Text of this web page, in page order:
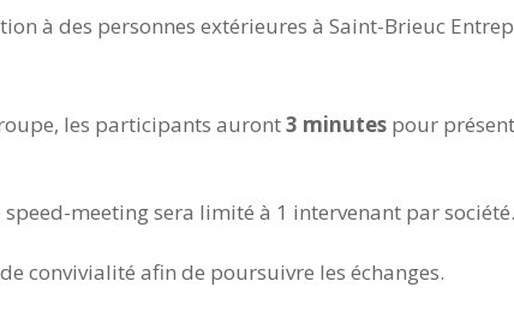
à des personnes extérieures à Saint-Brieuc
les participants auront3 minutes pour
meeting sera limité à 1 intervenant par société.
convivialité afin de poursuivre les échanges.